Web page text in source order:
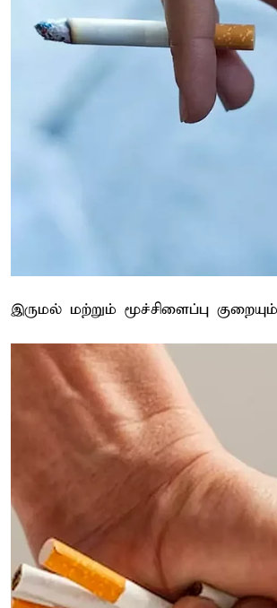
இருமல் மற்றும் மூச்சிளைப்பு